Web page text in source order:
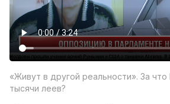
«Живут в другой реальности». За что
тысячи леев?